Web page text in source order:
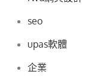
seo
upas軟體
企業